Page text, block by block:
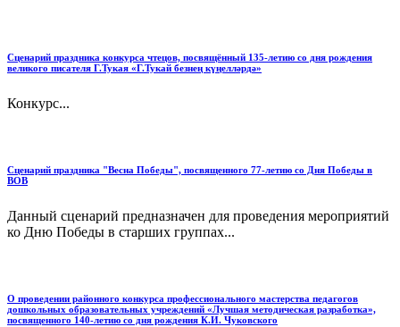
Сценарий праздника конкурса чтецов, посвящённый 135-летию со дня рождения
великого писателя Г.Тукая «Г.Тукай безнең күңелләрдә»
Конкурс...
Сценарий праздника "Весна Победы", посвященного 77-летию со Дня Победы в
ВОВ
Данный сценарий предназначен для проведения мероприятий
ко Дню Победы в старших группах...
О проведении районного конкурса профессионального мастерства педагогов
дошкольных образовательных учреждений «Лучшая методическая разработка»,
посвященного 140-летию со дня рождения К.И. Чуковского